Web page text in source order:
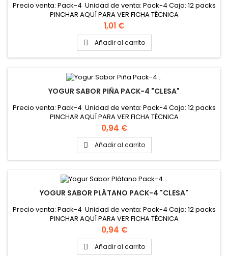
Precio venta: Pack-4 Unidad de venta: Pack-4 Caja: 12 packs
PINCHAR AQUÍ PARA VER FICHA TÉCNICA
Precio
1,01 €
 Añadir al carrito
YOGUR SABOR PIÑA PACK-4 "CLESA"
Precio venta: Pack-4 Unidad de venta: Pack-4 Caja: 12 packs
PINCHAR AQUÍ PARA VER FICHA TÉCNICA
Precio
0,94 €
 Añadir al carrito
YOGUR SABOR PLÁTANO PACK-4 "CLESA"
Precio venta: Pack-4 Unidad de venta: Pack-4 Caja: 12 packs
PINCHAR AQUÍ PARA VER FICHA TÉCNICA
Precio
0,94 €
 Añadir al carrito